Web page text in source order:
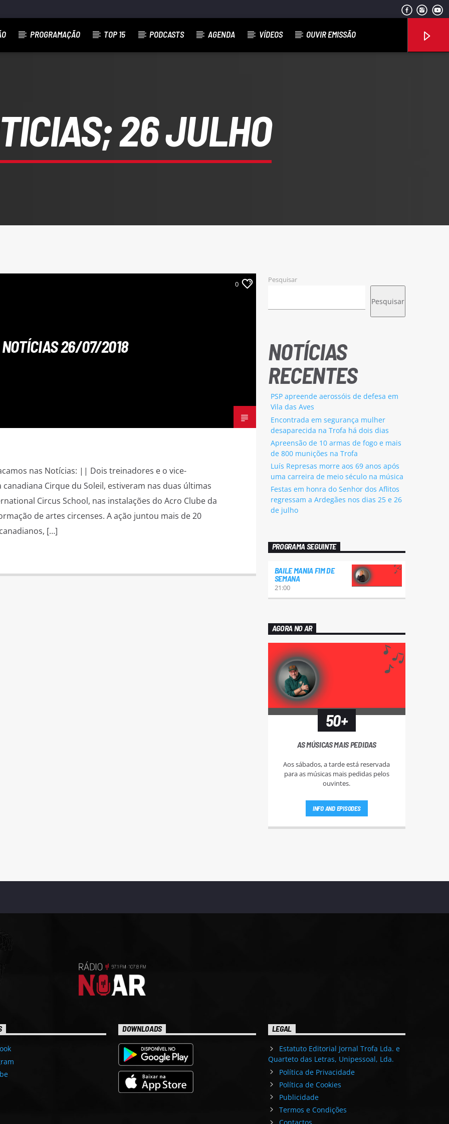
PROGRAMAÇÃO TOP 15 PODCASTS AGENDA VÍDEOS OUVIR EMISSÃO
26 JULHO
0
NOTÍCIAS 26/07/2018
nas Notícias: || Dois treinadores e o vice-
Cirque du Soleil, estiveram nas duas últimas
Circus School, nas instalações do Acro Clube da
de artes circenses. A ação juntou mais de 20
[…]
Pesquisar
Pesquisar
NOTÍCIAS
RECENTES
PSP apreende aerossóis de defesa em
Vila das Aves
Encontrada em segurança mulher
desaparecida na Trofa há dois dias
Apreensão de 10 armas de fogo e mais
de 800 munições na Trofa
Luís Represas morre aos 69 anos após
uma carreira de meio século na música
Festas em honra do Senhor dos Aflitos
regressam a Ardegães nos dias 25 e 26
de julho
PROGRAMA SEGUINTE
BAILE MANIA FIM DE
SEMANA
21:00
AGORA NO AR
50+
AS MÚSICAS MAIS PEDIDAS
Aos sábados, a tarde está reservada
para as músicas mais pedidas pelos
ouvintes.
INFO AND EPISODES
DOWNLOADS LEGAL
Estatuto Editorial Jornal Trofa Lda. e
Quarteto das Letras, Unipessoal, Lda.
Política de Privacidade
Política de Cookies
Publicidade
Termos e Condições